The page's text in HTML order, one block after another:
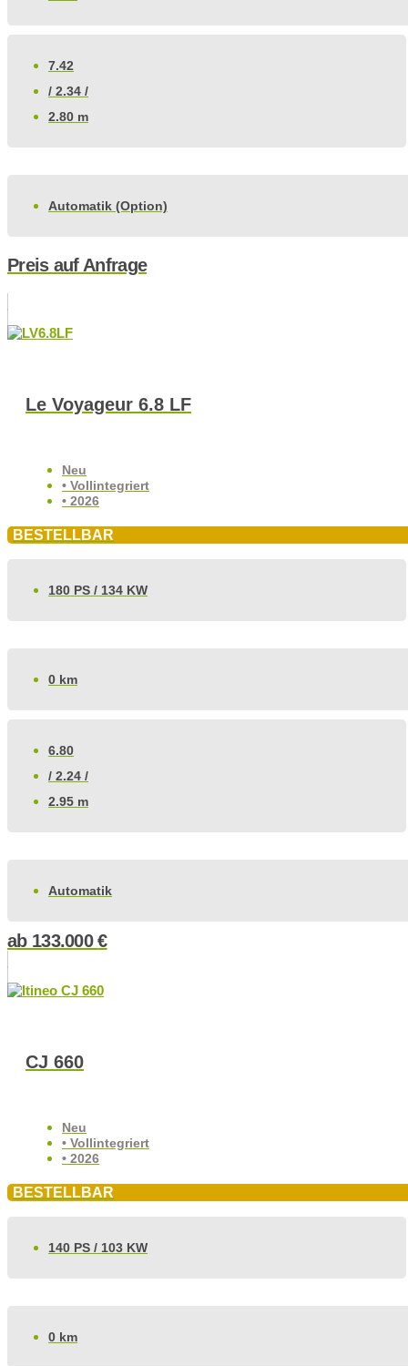
7.42
/ 2.34 /
2.80 m
Automatik (Option)
Preis auf Anfrage
Le Voyageur 6.8 LF
Neu
• Vollintegriert
• 2026
BESTELLBAR
180 PS / 134 KW
0 km
6.80
/ 2.24 /
2.95 m
Automatik
ab 133.000€
CJ 660
Neu
• Vollintegriert
• 2026
BESTELLBAR
140 PS / 103 KW
0 km